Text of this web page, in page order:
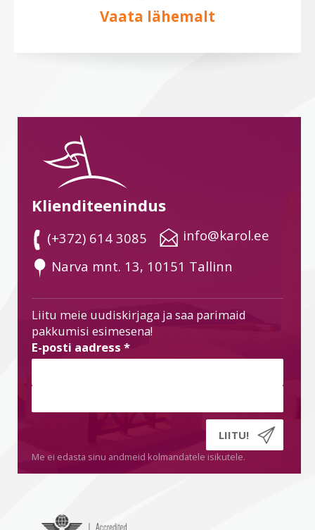
Vaata lähemalt
Klienditeenindus
(+372) 614 3085
info@karol.ee
Narva mnt. 13, 10151 Tallinn
Liitu meie uudiskirjaga ja saa parimaid
pakkumisi esimesena!
E-posti aadress *
Me ei edasta sinu andmeid kolmandatele isikutele.